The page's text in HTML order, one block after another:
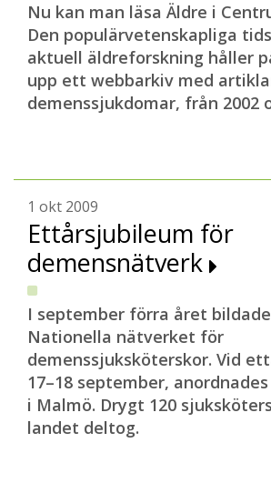
Nu kan man läsa Äldre i
Den populärvetenskapliga
aktuell äldreforskning håller
upp ett webbarkiv med
demenssjukdomar, från 2002
1 okt 2009
Ettårsjubileum för
demensnätverk
I september förra året
Nationella nätverket för
demenssjuksköterskor. Vid
17–18 september,
i Malmö. Drygt 120
landet deltog.